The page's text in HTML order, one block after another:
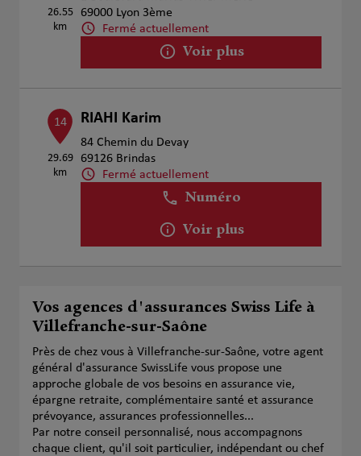
26.55
km
69000 Lyon 3ème
Fermé actuellement
Voir plus
14
29.69
km
RIAHI Karim
84 Chemin du Devay
69126 Brindas
Fermé actuellement
Numéro
Voir plus
Vos agences d'assurances Swiss Life à
Villefranche-sur-Saône
Près de chez vous à Villefranche-sur-Saône, votre agent
général d'assurance SwissLife vous propose une
approche globale de vos besoins en assurance vie,
épargne retraite, complémentaire santé et assurance
prévoyance, assurances professionnelles...
Par notre conseil personnalisé, nous accompagnons
chaque client, qu'il soit particulier, indépendant ou chef